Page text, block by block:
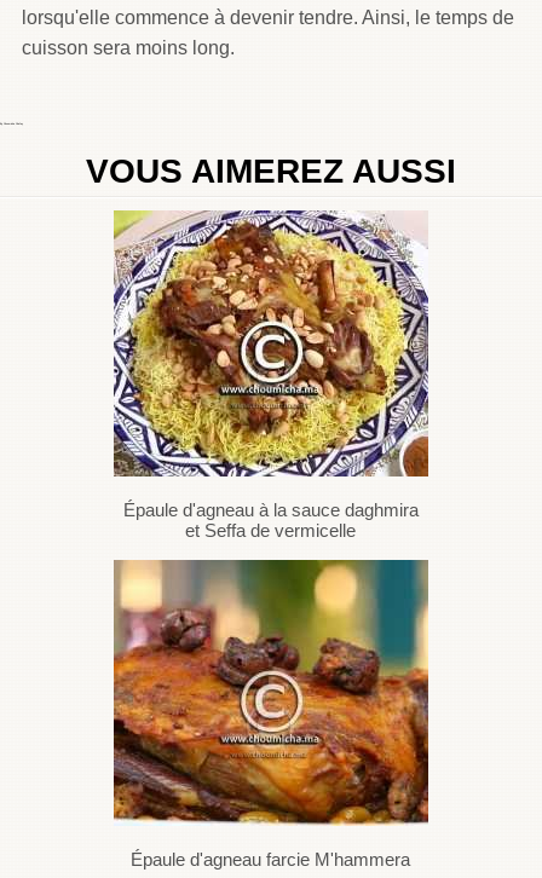
lorsqu'elle commence à devenir tendre. Ainsi, le temps de
cuisson sera moins long.
VOUS AIMEREZ AUSSI
Épaule d'agneau à la sauce daghmira
et Seffa de vermicelle
Épaule d'agneau farcie M'hammera